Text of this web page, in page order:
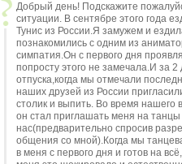
Добрый день! Подскажите
ситуации. В сентябре этого года
Тунис из России.Я замужем и
познакомились с одним из
симпатия.Он с первого дня
попросту этого не замечала.И за
отпуска,когда мы отмечали
наших друзей из России
столик и выпить. Во время нашего
он стал приглашать меня на танцы
нас(предварительно спросив
общения со мной).Когда мы
в меня с первого дня и готов на